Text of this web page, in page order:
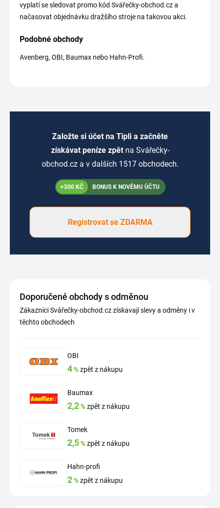
vyplatí se sledovat promo kód Svářečky-obchod.cz a
načasovat objednávku dražšího stroje na takovou akci.
Podobné obchody
Avenberg, OBI, Baumax nebo Hahn-Profi.
Založte si účet na Tipli a začněte
získávat peníze zpět na Svářečky-
obchod.cz a v dalších 1517 obchodech.
+300 KČ BONUS K NOVÉMU ÚČTU
Registrovat se ZDARMA
Doporučené obchody s odměnou
Zákazníci Svářečky-obchod.cz získavají slevy a odměny i v
těchto obchodech
OBI
4%zpět z nákupu
Baumax
2,2%zpět z nákupu
Tomek
2,5%zpět z nákupu
Hahn-profi
2%zpět z nákupu